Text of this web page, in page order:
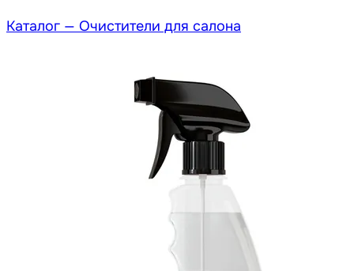
Каталог — Очистители для салона